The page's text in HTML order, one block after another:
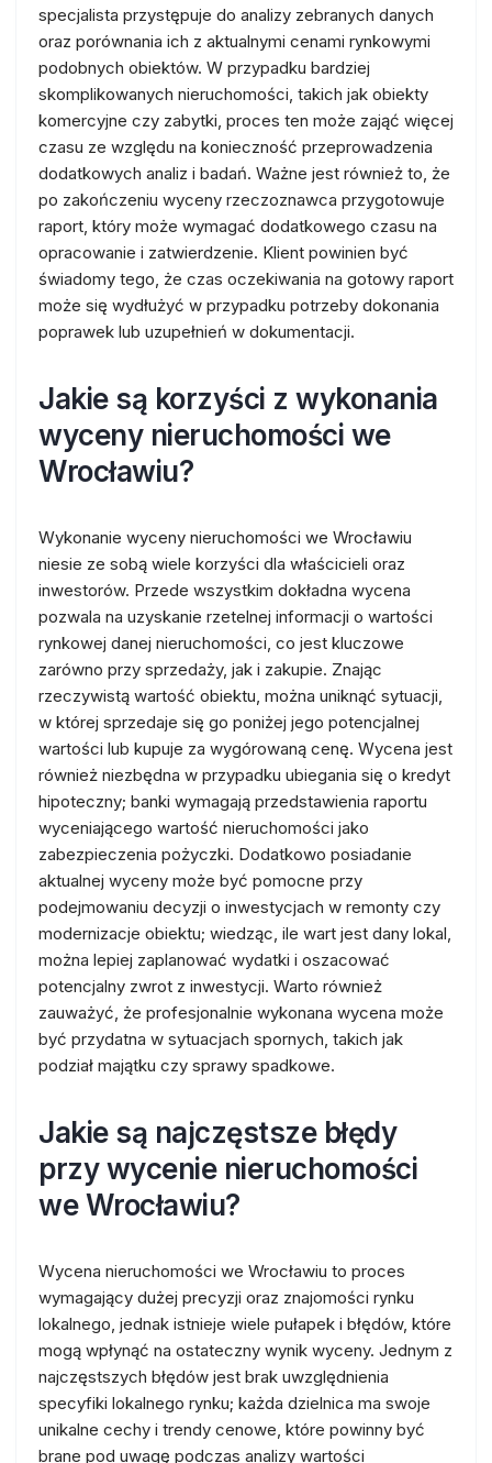
specjalista przystępuje do analizy zebranych danych
oraz porównania ich z aktualnymi cenami rynkowymi
podobnych obiektów. W przypadku bardziej
skomplikowanych nieruchomości, takich jak obiekty
komercyjne czy zabytki, proces ten może zająć więcej
czasu ze względu na konieczność przeprowadzenia
dodatkowych analiz i badań. Ważne jest również to, że
po zakończeniu wyceny rzeczoznawca przygotowuje
raport, który może wymagać dodatkowego czasu na
opracowanie i zatwierdzenie. Klient powinien być
świadomy tego, że czas oczekiwania na gotowy raport
może się wydłużyć w przypadku potrzeby dokonania
poprawek lub uzupełnień w dokumentacji.
Jakie są korzyści z wykonania
wyceny nieruchomości we
Wrocławiu?
Wykonanie wyceny nieruchomości we Wrocławiu
niesie ze sobą wiele korzyści dla właścicieli oraz
inwestorów. Przede wszystkim dokładna wycena
pozwala na uzyskanie rzetelnej informacji o wartości
rynkowej danej nieruchomości, co jest kluczowe
zarówno przy sprzedaży, jak i zakupie. Znając
rzeczywistą wartość obiektu, można uniknąć sytuacji,
w której sprzedaje się go poniżej jego potencjalnej
wartości lub kupuje za wygórowaną cenę. Wycena jest
również niezbędna w przypadku ubiegania się o kredyt
hipoteczny; banki wymagają przedstawienia raportu
wyceniającego wartość nieruchomości jako
zabezpieczenia pożyczki. Dodatkowo posiadanie
aktualnej wyceny może być pomocne przy
podejmowaniu decyzji o inwestycjach w remonty czy
modernizacje obiektu; wiedząc, ile wart jest dany lokal,
można lepiej zaplanować wydatki i oszacować
potencjalny zwrot z inwestycji. Warto również
zauważyć, że profesjonalnie wykonana wycena może
być przydatna w sytuacjach spornych, takich jak
podział majątku czy sprawy spadkowe.
Jakie są najczęstsze błędy
przy wycenie nieruchomości
we Wrocławiu?
Wycena nieruchomości we Wrocławiu to proces
wymagający dużej precyzji oraz znajomości rynku
lokalnego, jednak istnieje wiele pułapek i błędów, które
mogą wpłynąć na ostateczny wynik wyceny. Jednym z
najczęstszych błędów jest brak uwzględnienia
specyfiki lokalnego rynku; każda dzielnica ma swoje
unikalne cechy i trendy cenowe, które powinny być
brane pod uwagę podczas analizy wartości